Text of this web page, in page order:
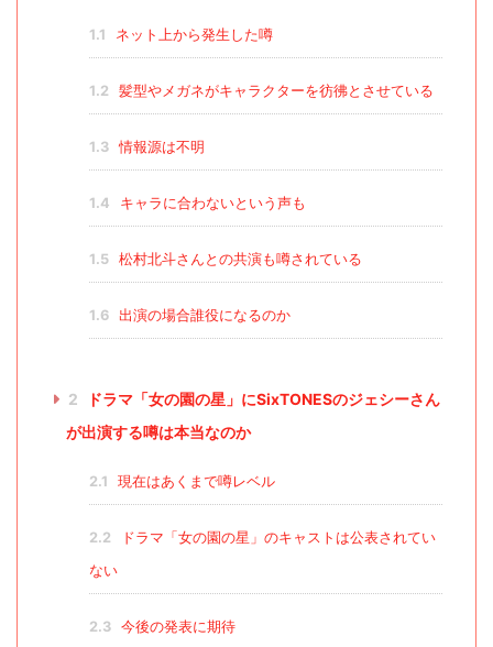
1.1 ネット上から発生した噂
1.2 髪型やメガネがキャラクターを彷彿とさせている
1.3 情報源は不明
1.4 キャラに合わないという声も
1.5 松村北斗さんとの共演も噂されている
1.6 出演の場合誰役になるのか
2
ドラマ「女の園の星」にSixTONESのジェシーさん
が出演する噂は本当なのか
2.1 現在はあくまで噂レベル
2.2
ドラマ「女の園の星」のキャストは公表されてい
ない
2.3 今後の発表に期待